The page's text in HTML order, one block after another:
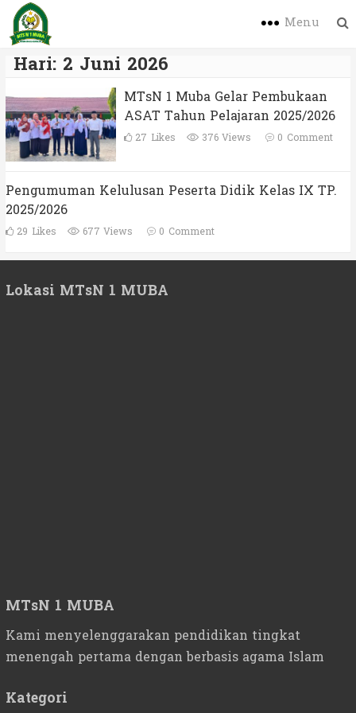
Menu
Hari: 2 Juni 2026
MTsN 1 Muba Gelar Pembukaan
ASAT Tahun Pelajaran 2025/2026
27 Likes 376 Views 0 Comment
Pengumuman Kelulusan Peserta Didik Kelas IX TP.
2025/2026
29 Likes 677 Views 0 Comment
Lokasi MTsN 1 MUBA
MTsN 1 MUBA
Kami menyelenggarakan pendidikan tingkat
menengah pertama dengan berbasis agama Islam
Kategori